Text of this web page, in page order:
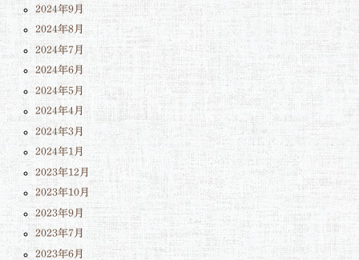
2024年9月
2024年8月
2024年7月
2024年6月
2024年5月
2024年4月
2024年3月
2024年1月
2023年12月
2023年10月
2023年9月
2023年7月
2023年6月